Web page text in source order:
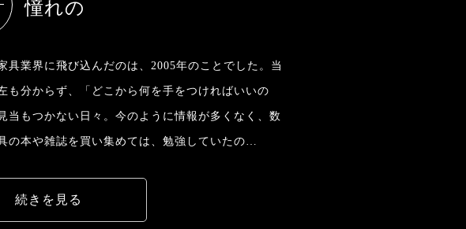
憧れの
具業界に飛び込んだのは、2005年のことでした。当
も分からず、「どこから何を手をつければいいの
当もつかない日々。今のように情報が多くなく、数
の本や雑誌を買い集めては、勉強していたの…
続きを見る